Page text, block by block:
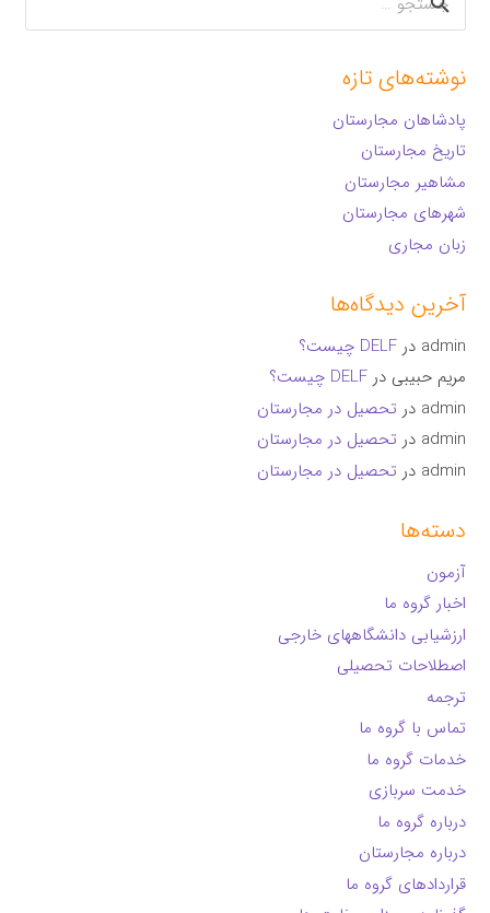
برای:
نوشته‌های تازه
پادشاهان مجارستان
تاریخ مجارستان
مشاهیر مجارستان
شهرهای مجارستان
زبان مجاری
آخرین دیدگاه‌ها
admin درDELF چیست؟
مریم حبیبی درDELF چیست؟
admin در تحصیل در مجارستان
admin در تحصیل در مجارستان
admin در تحصیل در مجارستان
دسته‌ها
آزمون
اخبار گروه ما
ارزشیابی دانشگاههای خارجی
اصطلاحات تحصیلی
ترجمه
تماس با گروه ما
خدمات گروه ما
خدمت سربازی
درباره گروه ما
درباره مجارستان
قراردادهای گروه ما